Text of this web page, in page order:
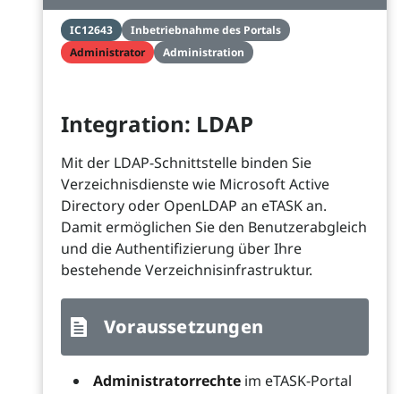
IC12643
Inbetriebnahme des Portals
Administrator
Administration
Integration: LDAP
Mit der LDAP-Schnittstelle binden Sie
Verzeichnisdienste wie Microsoft Active
Directory oder OpenLDAP an eTASK an.
Damit ermöglichen Sie den Benutzerabgleich
und die Authentifizierung über Ihre
bestehende Verzeichnisinfrastruktur.
Voraussetzungen
Administratorrechte im eTASK-Portal